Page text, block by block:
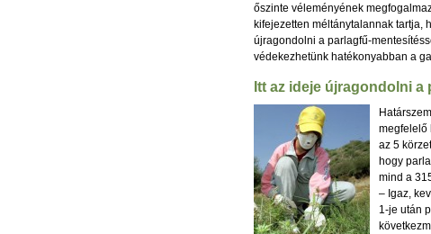
őszinte véleményének
kifejezetten méltánytalannak tartja,
újragondolni a parlagfű-
védekezhetünk hatékonyabban a
Itt az ideje újragondolni
megfelelő
az 5
hogy
mind a
– Igaz,
1-je után